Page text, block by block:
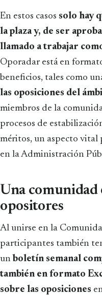
En estos casos solo hay
la plaza y, de ser
llamado a trabajar
Oporadar está en
beneficios, tales como
las oposiciones del
miembros de la
procesos de
méritos, un aspecto vital
en la Administración
Una comunidad
opositores
Al unirse en la
participantes también
un boletín semanal
también en formato
sobre las oposiciones